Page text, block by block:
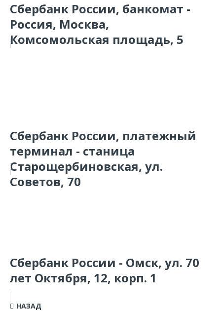
Сбербанк России, банкомат -
Россия, Москва,
Комсомольская площадь, 5
Сбербанк России, платежный
терминал - станица
Старощербиновская, ул.
Советов, 70
Сбербанк России - Омск, ул. 70
лет Октября, 12, корп. 1
НАЗАД